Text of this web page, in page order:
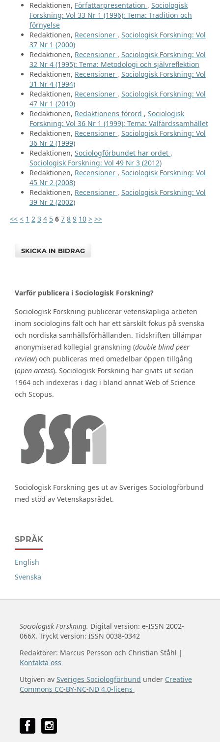
Redaktionen, Författarpresentation , Sociologisk
Forskning: Vol 33 Nr 1 (1996): Tema: Tradition och
förnyelse
Redaktionen, Recensioner , Sociologisk Forskning: Vol
37 Nr 1 (2000)
Redaktionen, Recensioner , Sociologisk Forskning: Vol
32 Nr 4 (1995): Tema: Metodologi och självreflektion
Redaktionen, Recensioner , Sociologisk Forskning: Vol
31 Nr 4 (1994)
Redaktionen, Recensioner , Sociologisk Forskning: Vol
47 Nr 1 (2010)
Redaktionen, Redaktionens förord , Sociologisk
Forskning: Vol 36 Nr 1 (1999): Tema: Välfärdssamhället
Redaktionen, Recensioner , Sociologisk Forskning: Vol
36 Nr 2 (1999)
Redaktionen, Sociologförbundet har ordet ,
Sociologisk Forskning: Vol 49 Nr 3 (2012)
Redaktionen, Recensioner , Sociologisk Forskning: Vol
45 Nr 2 (2008)
Redaktionen, Recensioner , Sociologisk Forskning: Vol
39 Nr 2 (2002)
<< < 1 2 3 4 5 6 7 8 9 10 > >>
SKICKA IN BIDRAG
Varför publicera i Sociologisk Forskning?
Sociologisk Forskning publicerar vetenskapliga arbeten
inom sociologins fält och har ett särskilt fokus på svenska
och nordiska samhällsförhållanden. Tidskriften tillämpar
anonymiserad kollegial granskning (double blind peer
review) och publiceras med omedelbar öppen tillgång
(open access). Sociologisk Forskning har givits ut sedan
1964 och indexeras i dag i bland annat Web of Science
och Scopus.
Sociologisk Forskning ges ut av Sveriges Sociologförbund
med stöd av Vetenskapsrådet.
SPRÅK
English
Svenska
Sociologisk Forskning. Digital version: e-ISSN 2002-
066X. Tryckt version: ISSN 0038-0342
Redaktörer: Marcus Persson och Christian Ståhl |
Kontakta oss
Utgiven av Sveriges Sociologförbund under Creative
Commons CC-BY-NC-ND 4.0-licens